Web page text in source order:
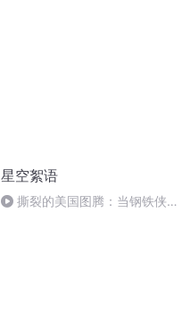
星空絮语
撕裂的美国图腾：当钢铁侠对